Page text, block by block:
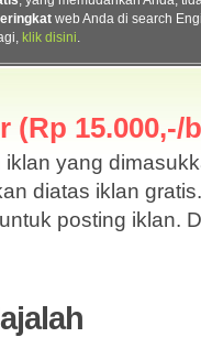
web Anda di search
klik disini.
(Rp 15.000,-/
iklan yang
diatas iklan
posting iklan.